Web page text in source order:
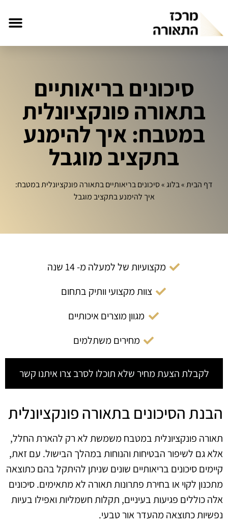
סיכונים בריאותיים
בתאורה פונקציונלית
במטבח: איך להימנע
בתקציב מוגבל
דף הבית»בלוג»סיכונים בריאותיים בתאורה פונקציונלית במטבח:
איך להימנע בתקציב מוגבל
מקצועיות של למעלה מ- 14 שנה
צוות מקצועי וותיק בתחום
מגוון מוצרים איכותיים
מחירים משתלמים
לקבלת הצעת מחיר שלא תוכלו לסרב צרו איתנו קשר
הבנת הסיכונים בתאורה פונקציונלית
תאורה פונקציונלית במטבח משמשת לא רק להארת החלל,
אלא גם לשיפור הבטיחות והנוחות במהלך הבישול. עם זאת,
קיימים סיכונים בריאותיים שונים שניתן להיתקל בהם כתוצאה
מתכנון לקוי או בחירת פתרונות תאורה לא מתאימים. סיכונים
אלה כוללים פגיעות בעיניים, תקלות חשמליות ואפילו בעיות
נפשיות כתוצאה מהעדר אור טבעי.